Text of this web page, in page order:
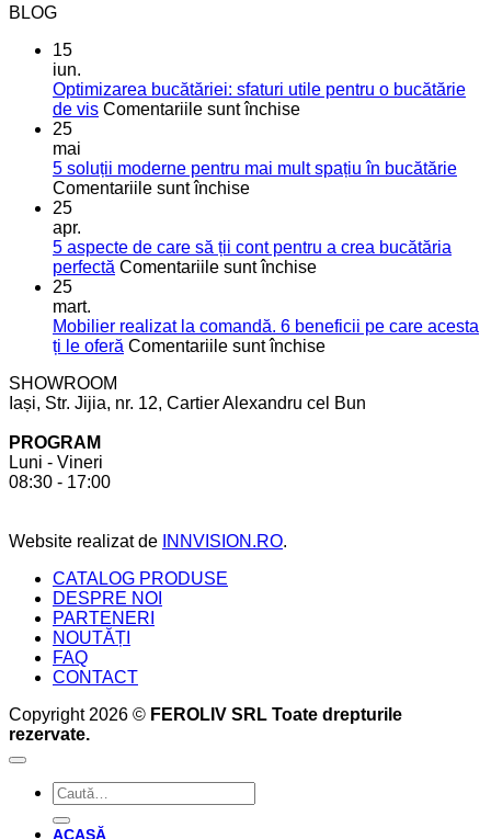
BLOG
15
iun.
Optimizarea bucătăriei: sfaturi utile pentru o bucătărie
de vis Comentariile sunt închisepentru
sfaturi
bucătărie
de
25
mai
5 soluții moderne pentru mai mult spațiu în bucătărie
Comentariile sunt închisepentru
moderne
pentru
spațiu
în
25
apr.
5 aspecte de care să ții cont pentru a crea bucătăria
perfectă Comentariile sunt închisepentru
de
care
cont
25
mart.
Mobilier realizat la comandă. 6 beneficii pe care acesta
ți le oferă Comentariile sunt închisepentru
la
SHOWROOM
Iași, Str. Jijia, nr. 12, Cartier Alexandru cel Bun
PROGRAM
Luni - Vineri
08:30 - 17:00
Website realizat de INNVISION.RO.
CATALOG PRODUSE
DESPRE NOI
PARTENERI
NOUTĂȚI
FAQ
CONTACT
Copyright 2026 © FEROLIV SRL Toate drepturile
rezervate.
Caută
după:
ACASĂ